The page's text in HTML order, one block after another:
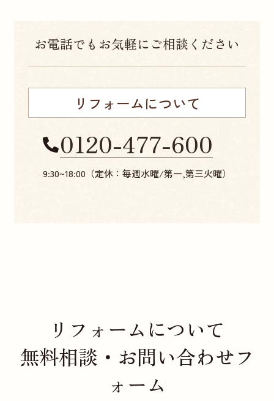
お電話でもお気軽にご相談ください
リフォームについて
0120-477-600
9:30~18:00（定休：毎週水曜/第一,第三火曜）
リフォームについて
無料相談・お問い合わせフ
ォーム